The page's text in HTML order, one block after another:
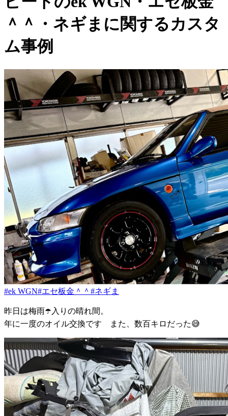
＾＾・ネギまに関するカスタ
ム事例
#ek WGN#エセ板金＾＾ #ネギま
昨日は梅雨☂️入りの晴れ間。
年に一度のオイル交換です また、数百キロだった😅